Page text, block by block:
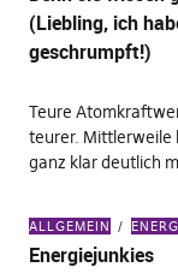
(Liebling, ich
geschrumpft!)
Teure
teurer. Mittlerweile
ganz klar deutlich
ALLGEMEIN
Energiejunkies